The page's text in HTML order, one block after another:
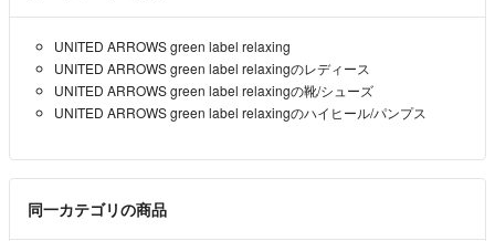
UNITED ARROWS green label relaxing
UNITED ARROWS green label relaxingのレディース
UNITED ARROWS green label relaxingの靴/シューズ
UNITED ARROWS green label relaxingのハイヒール/パンプス
同一カテゴリの商品